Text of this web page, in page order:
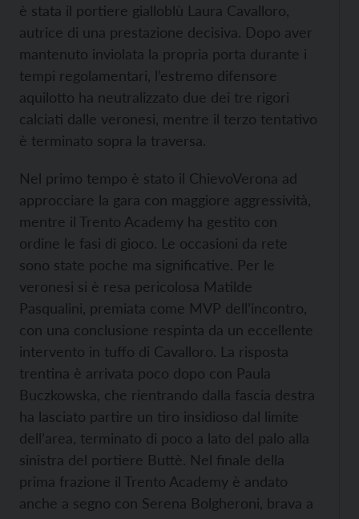
è stata il portiere gialloblù Laura Cavalloro,
autrice di una prestazione decisiva. Dopo aver
mantenuto inviolata la propria porta durante i
tempi regolamentari, l’estremo difensore
aquilotto ha neutralizzato due dei tre rigori
calciati dalle veronesi, mentre il terzo tentativo
è terminato sopra la traversa.
Nel primo tempo è stato il ChievoVerona ad
approcciare la gara con maggiore aggressività,
mentre il Trento Academy ha gestito con
ordine le fasi di gioco. Le occasioni da rete
sono state poche ma significative. Per le
veronesi si è resa pericolosa Matilde
Pasqualini, premiata come MVP dell’incontro,
con una conclusione respinta da un eccellente
intervento in tuffo di Cavalloro. La risposta
trentina è arrivata poco dopo con Paula
Buczkowska, che rientrando dalla fascia destra
ha lasciato partire un tiro insidioso dal limite
dell’area, terminato di poco a lato del palo alla
sinistra del portiere Buttè. Nel finale della
prima frazione il Trento Academy è andato
anche a segno con Serena Bolgheroni, brava a